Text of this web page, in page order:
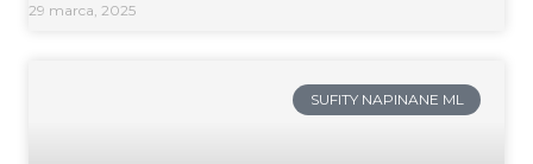
29 marca, 2025
SUFITY NAPINANE ML